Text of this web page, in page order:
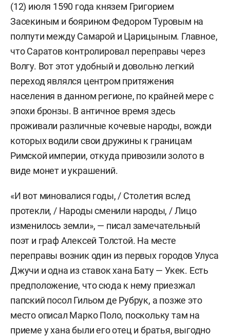
(12) июля 1590 года князем Григорием
Засекиным и боярином Федором Туровым на
полпути между Самарой и Царицыным. Главное,
что Саратов контролировал переправы через
Волгу. Вот этот удобный и довольно легкий
переход являлся центром притяжения
населения в данном регионе, по крайней мере с
эпохи бронзы. В античное время здесь
проживали различные кочевые народы, вожди
которых водили свои дружины к границам
Римской империи, откуда привозили золото в
виде монет и украшений.
«И вот миновалися годы, / Столетия вслед
протекли, / Народы сменили народы, / Лицо
изменилось земли», — писал замечательный
поэт и граф Алексей Толстой. На месте
переправы возник один из первых городов Улуса
Джучи и одна из ставок хана Бату — Укек. Есть
предположение, что сюда к нему приезжал
папский посол Гильом де Рубрук, а позже это
место описал Марко Поло, поскольку там на
приеме у хана были его отец и братья, выгодно